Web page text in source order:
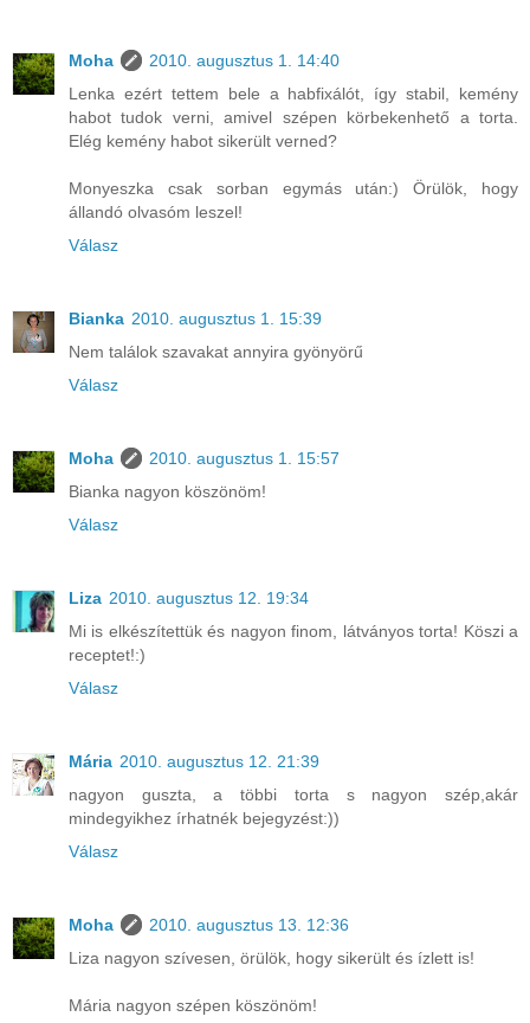
Moha
2010. augusztus 1. 14:40
Lenka ezért tettem bele a habfixálót, így stabil, kemény
habot tudok verni, amivel szépen körbekenhető a torta.
Elég kemény habot sikerült verned?
Monyeszka csak sorban egymás után:) Örülök, hogy
állandó olvasóm leszel!
Válasz
Bianka 2010. augusztus 1. 15:39
Nem találok szavakat annyira gyönyörű
Válasz
Moha
2010. augusztus 1. 15:57
Bianka nagyon köszönöm!
Válasz
Liza 2010. augusztus 12. 19:34
Mi is elkészítettük és nagyon finom, látványos torta! Köszi a
receptet!:)
Válasz
Mária 2010. augusztus 12. 21:39
nagyon guszta, a többi torta s nagyon szép,akár
mindegyikhez írhatnék bejegyzést:))
Válasz
Moha
2010. augusztus 13. 12:36
Liza nagyon szívesen, örülök, hogy sikerült és ízlett is!
Mária nagyon szépen köszönöm!